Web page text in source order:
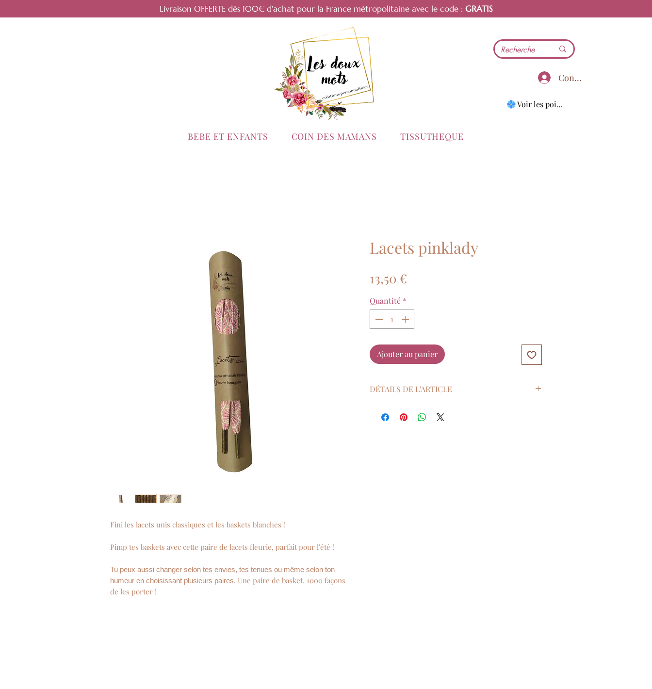
Livraison OFFERTE dès 100€ d'achat pour la France métropolitaine avec le code : GRATIS
Connecter
Voir les points
BEBE ET ENFANTS COIN DES MAMANS TISSUTHEQUE
Fini les lacets unis classiques et les baskets blanches !
Pimp tes baskets avec cette paire de lacets fleurie, parfait pour l'été !
Tu peux aussi changer selon tes envies, tes tenues ou même selon ton
humeur en choisissant plusieurs paires. Une paire de basket, 1000 façons
de les porter !
Lacets pinklady
13,50 €
Quantité *
Ajouter au panier
DÉTAILS DE L'ARTICLE
Dimension : 120 CM